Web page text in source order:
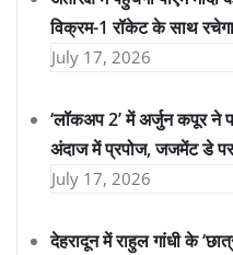
विक्रम-1 रॉकेट के साथ
July 17, 2026
‘लॉकअप 2’ में अर्जुन कपूर ने
अंदाज में प्रपोज, जजमेंट डे
July 17, 2026
देहरादून में राहुल गांधी के